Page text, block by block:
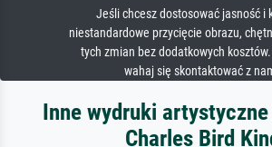
Jeśli chcesz dostosować jasność i
niestandardowe przycięcie obrazu,
tych zmian bez dodatkowych
wahaj się skontaktować z
Inne wydruki
Charles Bird